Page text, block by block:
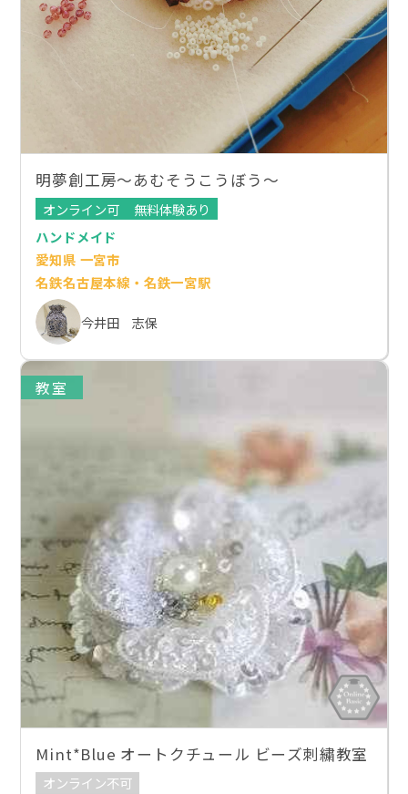
明夢創工房～あむそうこうぼう～
オンライン可
無料体験あり
ハンドメイド
愛知県 一宮市
名鉄名古屋本線・名鉄一宮駅
今井田 志保
教室
Mint*Blue オートクチュール ビーズ刺繍教室
オンライン不可